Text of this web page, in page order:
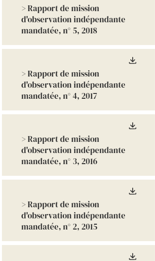
> Rapport de mission
d'observation indépendante
mandatée, n° 5, 2018
> Rapport de mission
d'observation indépendante
mandatée, n° 4, 2017
> Rapport de mission
d'observation indépendante
mandatée, n° 3, 2016
> Rapport de mission
d'observation indépendante
mandatée, n° 2, 2015